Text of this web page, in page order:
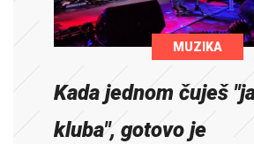
MUZIKA
Kada jednom čuješ
kluba", gotovo je